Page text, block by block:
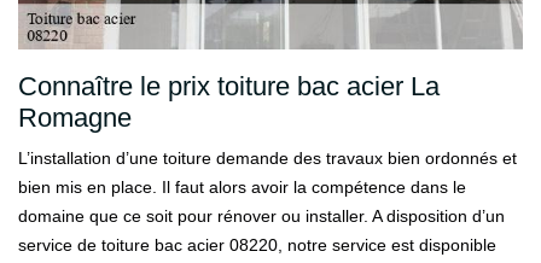
Connaître le prix toiture bac acier La
Romagne
L’installation d’une toiture demande des travaux bien ordonnés et
bien mis en place. Il faut alors avoir la compétence dans le
domaine que ce soit pour rénover ou installer. A disposition d’un
service de toiture bac acier 08220, notre service est disponible